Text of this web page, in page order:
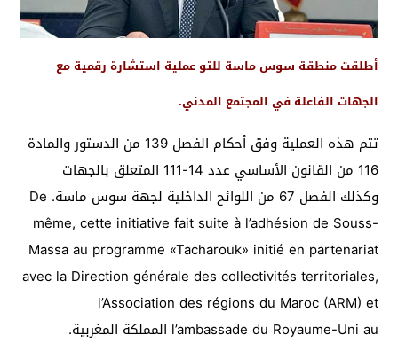
أطلقت منطقة سوس ماسة للتو عملية استشارة رقمية مع
الجهات الفاعلة في المجتمع المدني.
تتم هذه العملية وفق أحكام الفصل 139 من الدستور والمادة
116 من القانون الأساسي عدد 14-111 المتعلق بالجهات
وكذلك الفصل 67 من اللوائح الداخلية لجهة سوس ماسة. De
même, cette initiative fait suite à l’adhésion de Souss-
Massa au programme «Tacharouk» initié en partenariat
avec la Direction générale des collectivités territoriales,
l’Association des régions du Maroc (ARM) et
l’ambassade du Royaume-Uni au المملكة المغربية.